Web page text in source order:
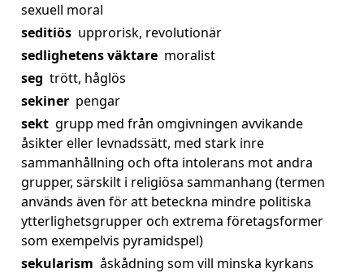
sexuell moral
seditiös upprorisk, revolutionär
sedlighetens väktare moralist
seg trött, håglös
sekiner pengar
sekt grupp med från omgivningen avvikande
åsikter eller levnadssätt, med stark inre
sammanhållning och ofta intolerans mot andra
grupper, särskilt i religiösa sammanhang (termen
används även för att beteckna mindre politiska
ytterlighetsgrupper och extrema företagsformer
som exempelvis pyramidspel)
sekularism åskådning som vill minska kyrkans